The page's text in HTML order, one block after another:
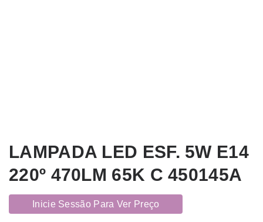
LAMPADA LED ESF. 5W E14
220º 470LM 65K C 450145A
Inicie Sessão Para Ver Preço